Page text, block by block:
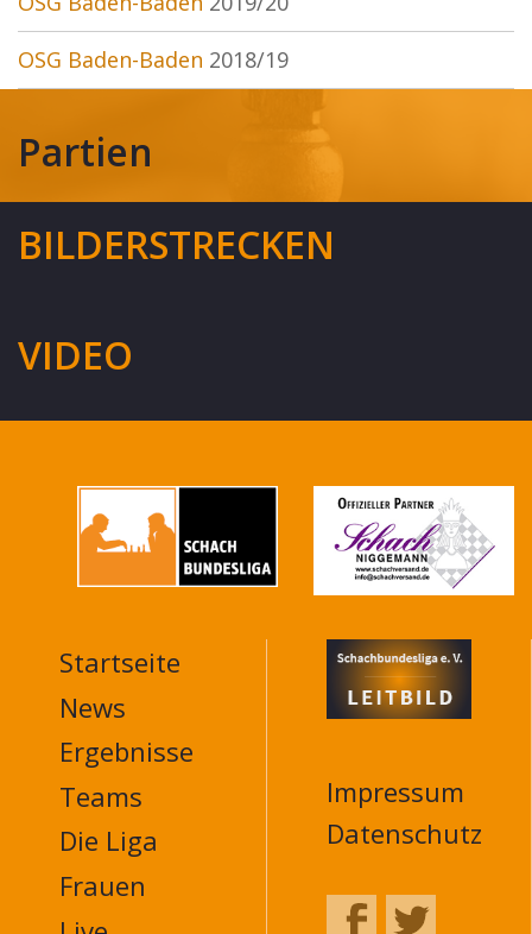
OSG Baden-Baden 2018/19
Partien
BILDERSTRECKEN
VIDEO
MAIN
NAVIGATION
FOOTER
Startseite
News
Ergebnisse
Teams
Die Liga
Frauen
Impressum
Datenschutz